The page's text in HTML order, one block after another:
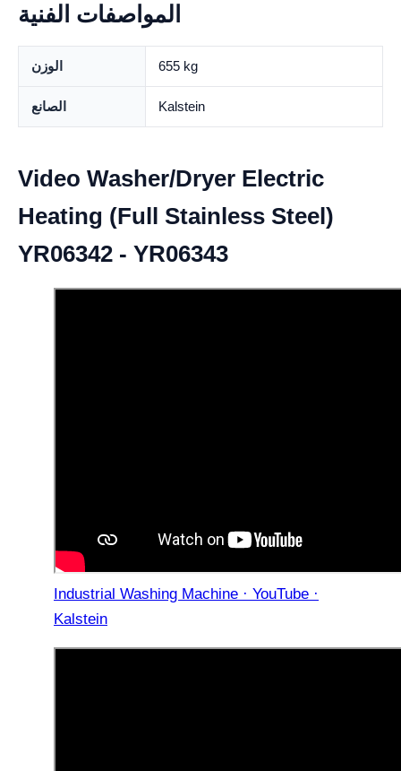
المواصفات الفنية
الوزن 655 kg
الصانع Kalstein
Video Washer/Dryer Electric
Heating (Full Stainless Steel)
YR06342 - YR06343
Industrial Washing Machine · YouTube ·
Kalstein